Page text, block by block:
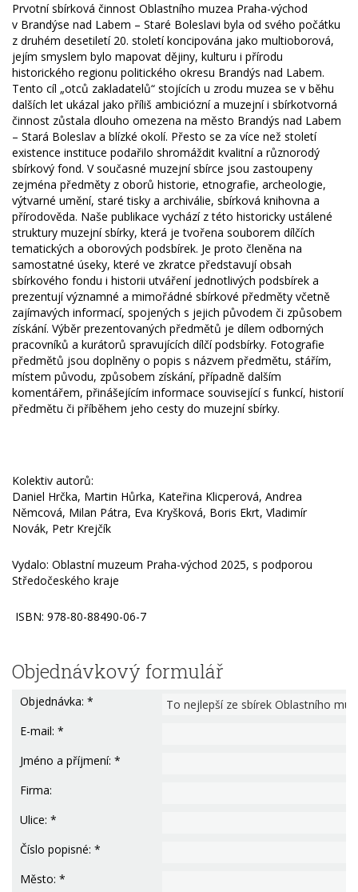
Prvotní sbírková činnost Oblastního muzea Praha-východ
v Brandýse nad Labem – Staré Boleslavi byla od svého počátku
z druhém desetiletí 20. století koncipována jako multioborová,
jejím smyslem bylo mapovat dějiny, kulturu i přírodu
historického regionu politického okresu Brandýs nad Labem.
Tento cíl „otců zakladatelů“ stojících u zrodu muzea se v běhu
dalších let ukázal jako příliš ambiciózní a muzejní i sbírkotvorná
činnost zůstala dlouho omezena na město Brandýs nad Labem
– Stará Boleslav a blízké okolí. Přesto se za více než století
existence instituce podařilo shromáždit kvalitní a různorodý
sbírkový fond. V současné muzejní sbírce jsou zastoupeny
zejména předměty z oborů historie, etnografie, archeologie,
výtvarné umění, staré tisky a archiválie, sbírková knihovna a
přírodověda. Naše publikace vychází z této historicky ustálené
struktury muzejní sbírky, která je tvořena souborem dílčích
tematických a oborových podsbírek. Je proto členěna na
samostatné úseky, které ve zkratce představují obsah
sbírkového fondu i historii utváření jednotlivých podsbírek a
prezentují významné a mimořádné sbírkové předměty včetně
zajímavých informací, spojených s jejich původem či způsobem
získání. Výběr prezentovaných předmětů je dílem odborných
pracovníků a kurátorů spravujících dílčí podsbírky. Fotografie
předmětů jsou doplněny o popis s názvem předmětu, stářím,
místem původu, způsobem získání, případně dalším
komentářem, přinášejícím informace související s funkcí, historií
předmětu či příběhem jeho cesty do muzejní sbírky.
Kolektiv autorů:
Daniel Hrčka, Martin Hůrka, Kateřina Klicperová, Andrea
Němcová, Milan Pátra, Eva Kryšková, Boris Ekrt, Vladimír
Novák, Petr Krejčík
Vydalo: Oblastní muzeum Praha-východ 2025, s podporou
Středočeského kraje
ISBN: 978-80-88490-06-7